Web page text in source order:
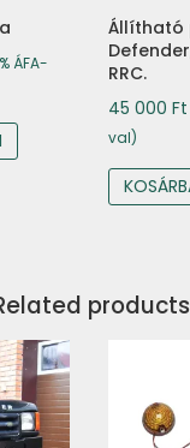
ÁFA-
Állítható
RRC.
45 000Ft
val)
products